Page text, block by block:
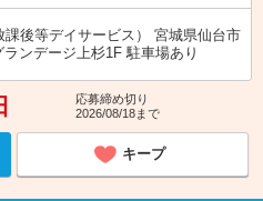
後等デイサービス） 宮城県仙台市
ンデージ上杉1F 駐車場あり
応募締め切り
2026/08/18まで
キープ